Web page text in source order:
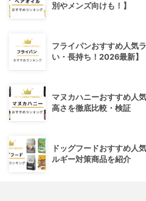
別やメンズ向けも！】
フライパンおすすめ人気
い・長持ち！2026最新】
マヌカハニーおすすめ人
高さを徹底比較・検証
ドッグフードおすすめ人
ルギー対策商品を紹介